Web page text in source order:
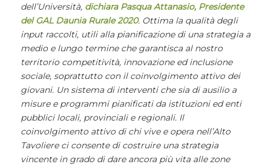
dell’Università, dichiara Pasqua Attanasio, Presidente
del GAL Daunia Rurale 2020. Ottima la qualità degli
input raccolti, utili alla pianificazione di una strategia a
medio e lungo termine che garantisca al nostro
territorio competitività, innovazione ed inclusione
sociale, soprattutto con il coinvolgimento attivo dei
giovani. Un sistema di interventi che sia di ausilio a
misure e programmi pianificati da istituzioni ed enti
pubblici locali, provinciali e regionali. Il
coinvolgimento attivo di chi vive e opera nell’Alto
Tavoliere ci consente di costruire una strategia
vincente in grado di dare ancora più vita alle zone